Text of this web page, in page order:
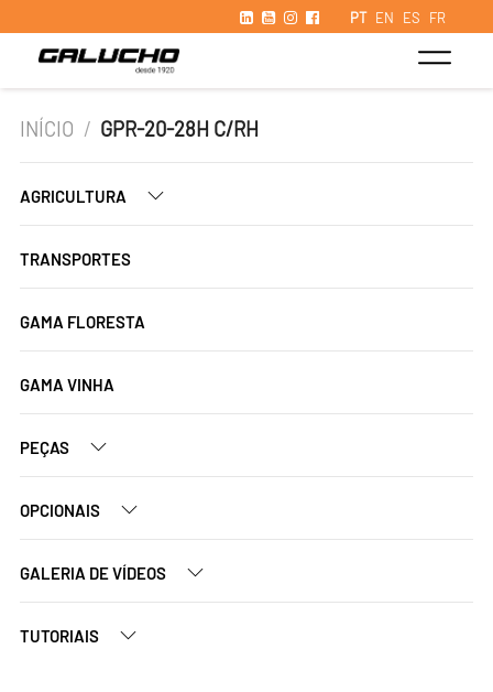
PT EN ES FR
INÍCIO / GPR-20-28H C/RH
AGRICULTURA
TRANSPORTES
GAMA FLORESTA
GAMA VINHA
PEÇAS
OPCIONAIS
GALERIA DE VÍDEOS
TUTORIAIS